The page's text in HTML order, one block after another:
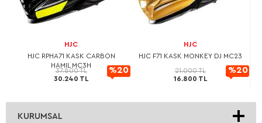
HJC
HJC RPHA71 KASK CARBON
HAMIL MC3H
37.800 TL
30.240 TL
%20
İndirimli
HJC
HJC F71 KASK MONKEY DJ MC23
21.000 TL
16.800 TL
%20
İndirimli
KURUMSAL